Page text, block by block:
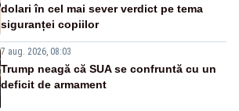
dolari în cel mai sever verdict pe tema
siguranței copiilor
7 aug. 2026, 08:03
Trump neagă că SUA se confruntă cu un
deficit de armament